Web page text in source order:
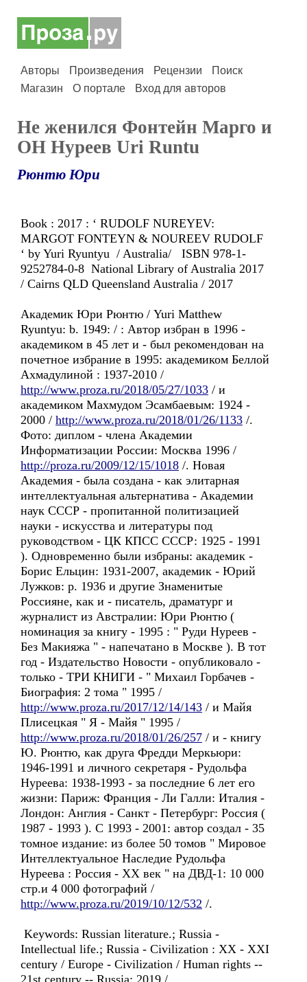
Авторы Произведения Рецензии
Поиск
Магазин
О портале Вход для авторов
Не женился Фонтейн Марго и
OH Нуреев Uri Runtu
Рюнтю Юри
Book : 2017 : ‘ RUDOLF NUREYEV:
MARGOT FONTEYN & NOUREEV RUDOLF
‘ by Yuri Ryuntyu / Australia/ ISBN 978-1-
9252784-0-8 National Library of Australia 2017
/ Cairns QLD Queensland Australia / 2017
Академик Юри Рюнтю / Yuri Matthew
Ryuntyu: b. 1949: / : Автор избран в 1996 -
академиком в 45 лет и - был рекомендован на
почетное избрание в 1995: академиком Беллой
Ахмадулиной : 1937-2010 /
http://www.proza.ru/2018/05/27/1033 / и
академиком Махмудом Эсамбаевым: 1924 -
2000 / http://www.proza.ru/2018/01/26/1133 /.
Фото: диплом - члена Академии
Информатизации России: Москва 1996 /
http://proza.ru/2009/12/15/1018 /. Новая
Академия - была создана - как элитарная
интеллектуальная альтернатива - Академии
наук СССР - пропитанной политизацией
науки - искусства и литературы под
руководством - ЦК КПСС СССР: 1925 - 1991
). Одновременно были избраны: академик -
Борис Ельцин: 1931-2007, академик - Юрий
Лужков: р. 1936 и другие Знаменитые
Россияне, как и - писатель, драматург и
журналист из Австралии: Юри Рюнтю (
номинация за книгу - 1995 : " Руди Нуреев -
Без Макияжа " - напечатано в Москве ). В тот
год - Издательство Новости - опубликовало -
только - ТРИ КНИГИ - " Михаил Горбачев -
Биография: 2 тома " 1995 /
http://www.proza.ru/2017/12/14/143 / и Майя
Плисецкая " Я - Майя " 1995 /
http://www.proza.ru/2018/01/26/257 / и - книгу
Ю. Рюнтю, как друга Фредди Меркьюри:
1946-1991 и личного секретаря - Рудольфа
Нуреева: 1938-1993 - за последние 6 лет его
жизни: Париж: Франция - Ли Галли: Италия -
Лондон: Англия - Санкт - Петербург: Россия (
1987 - 1993 ). С 1993 - 2001: автор создал - 35
томное издание: из более 50 томов " Мировое
Интеллектуальное Наследие Рудольфа
Нуреева : Россия - ХX век " на ДВД-1: 10 000
стр.и 4 000 фотографий /
http://www.proza.ru/2019/10/12/532 /.
Keywords: Russian literature.; Russia -
Intellectual life.; Russia - Civilization : XX - XXI
century / Europe - Civilization / Human rights --
21st century -- Russia: 2019 /